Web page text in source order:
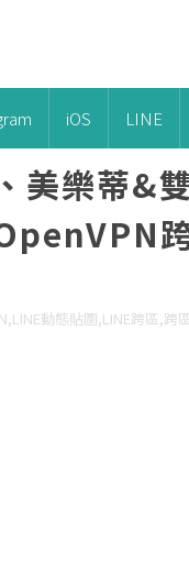
iOS LINE
美樂蒂&
動態貼圖,LINE跨區,